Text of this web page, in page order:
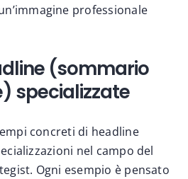
professionale
(sommario
specializzate
concreti di headline
nel campo del
Ogni esempio è pensato